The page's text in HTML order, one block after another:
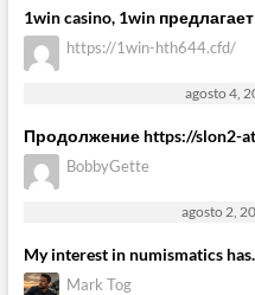
1win casino, 1win
https://1win-hth644.cfd/
agosto 4,
Продолжение https://slon2-
BobbyGette
agosto 2,
My interest in numismatics
Mark Tog